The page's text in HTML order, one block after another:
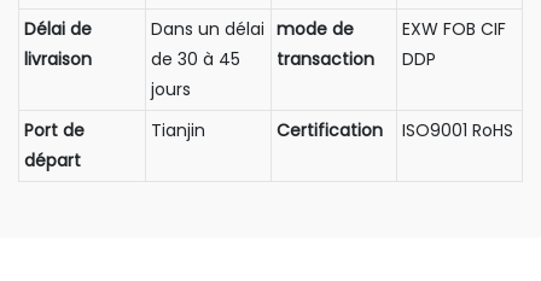
Délai de
livraison
Dans un délai
de 30 à 45
jours
mode de
transaction
EXW FOB CIF
DDP
Port de
départ
Tianjin Certification ISO9001 RoHS